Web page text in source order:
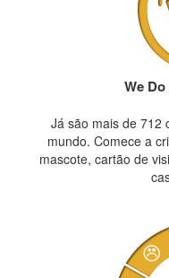
We
Já são mais de 712
mundo. Comece a
mascote, cartão de